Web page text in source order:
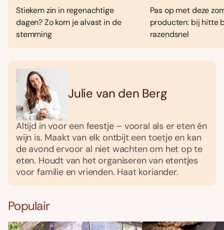
Stiekem zin in regenachtige
dagen? Zo kom je alvast in de
stemming
Pas op met deze
producten: bij hitte
razendsnel
Julie van den Berg
Altijd in voor een feestje – vooral als er eten én
wijn is. Maakt van elk ontbijt een toetje en kan
de avond ervoor al niet wachten om het op te
eten. Houdt van het organiseren van etentjes
voor familie en vrienden. Haat koriander.
Populair